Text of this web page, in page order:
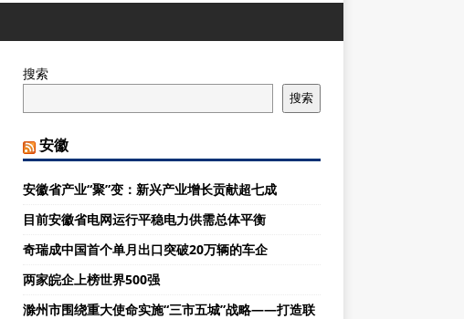
搜索
搜索
安徽
安徽省产业“聚”变：新兴产业增长贡献超七成
目前安徽省电网运行平稳电力供需总体平衡
奇瑞成中国首个单月出口突破20万辆的车企
两家皖企上榜世界500强
滁州市围绕重大使命实施“三市五城”战略——打造联